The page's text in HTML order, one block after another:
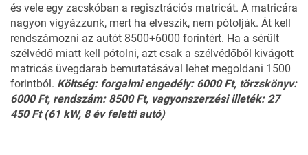
és vele egy zacskóban a regisztrációs matricát. A matricára
nagyon vigyázzunk, mert ha elveszik, nem pótolják. Át kell
rendszámozni az autót 8500+6000 forintért. Ha a sérült
szélvédő miatt kell pótolni, azt csak a szélvédőből kivágott
matricás üvegdarab bemutatásával lehet megoldani 1500
forintból. Költség: forgalmi engedély: 6000 Ft, törzskönyv:
6000 Ft, rendszám: 8500 Ft, vagyonszerzési illeték: 27
450 Ft (61 kW, 8 év feletti autó)